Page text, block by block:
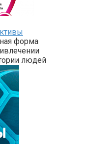
форма
людей